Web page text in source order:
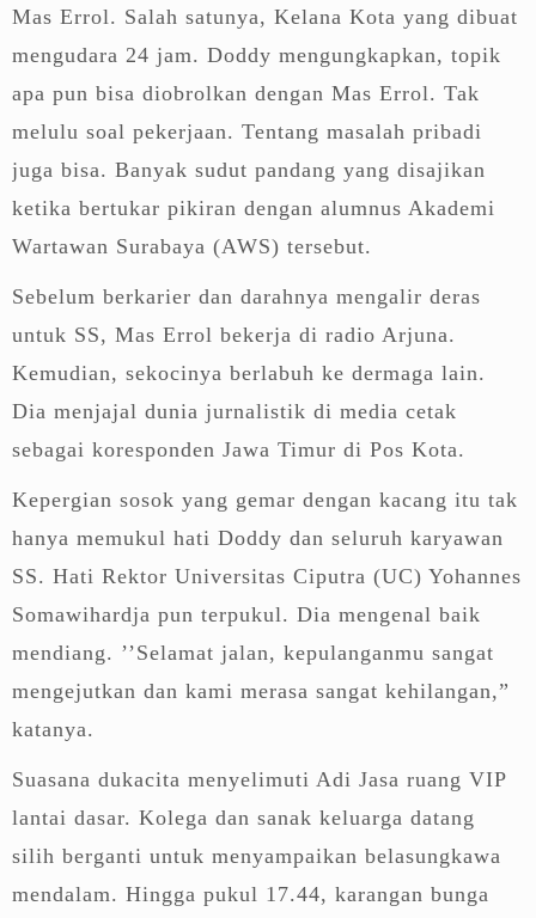
Mas Errol. Salah satunya, Kelana Kota yang dibuat
mengudara 24 jam. Doddy mengungkapkan, topik
apa pun bisa diobrolkan dengan Mas Errol. Tak
melulu soal pekerjaan. Tentang masalah pribadi
juga bisa. Banyak sudut pandang yang disajikan
ketika bertukar pikiran dengan alumnus Akademi
Wartawan Surabaya (AWS) tersebut.
Sebelum berkarier dan darahnya mengalir deras
untuk SS, Mas Errol bekerja di radio Arjuna.
Kemudian, sekocinya berlabuh ke dermaga lain.
Dia menjajal dunia jurnalistik di media cetak
sebagai koresponden Jawa Timur di Pos Kota.
Kepergian sosok yang gemar dengan kacang itu tak
hanya memukul hati Doddy dan seluruh karyawan
SS. Hati Rektor Universitas Ciputra (UC) Yohannes
Somawihardja pun terpukul. Dia mengenal baik
mendiang. ’’Selamat jalan, kepulanganmu sangat
mengejutkan dan kami merasa sangat kehilangan,”
katanya.
Suasana dukacita menyelimuti Adi Jasa ruang VIP
lantai dasar. Kolega dan sanak keluarga datang
silih berganti untuk menyampaikan belasungkawa
mendalam. Hingga pukul 17.44, karangan bunga